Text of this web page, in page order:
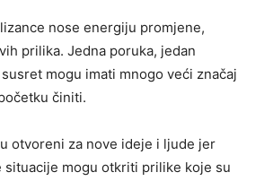
nose energiju promjene,
prilika. Jedna poruka, jedan
mogu imati mnogo veći značaj
činiti.
otvoreni za nove ideje i ljude jer
situacije mogu otkriti prilike koje su